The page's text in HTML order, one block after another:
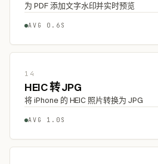
为 PDF 添加文字水印并实时预览
AVG 0.6S
14
HEIC 转 JPG
将 iPhone 的 HEIC 照片转换为 JPG
AVG 1.0S